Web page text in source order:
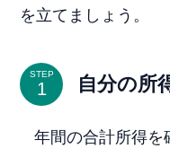
を立てましょう。
STEP 自分の所
年間の合計所得を